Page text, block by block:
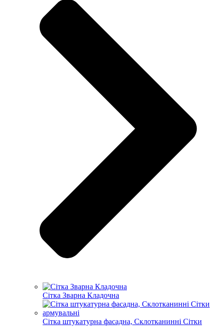
Сітка Зварна Кладочна
Сітка штукатурна фасадна, Склотканинні Сітки